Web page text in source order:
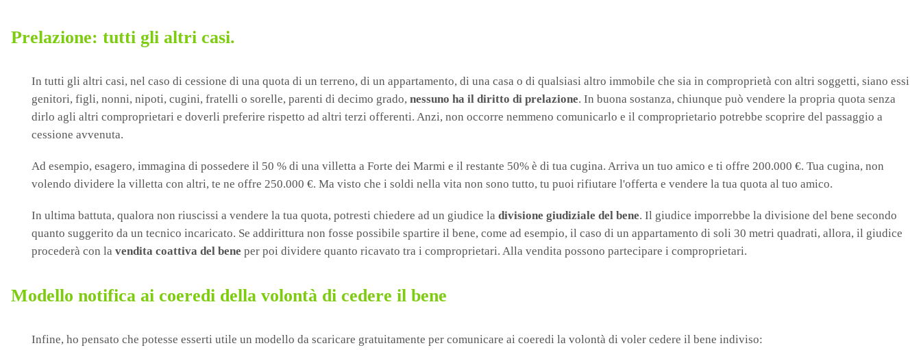
Prelazione: tutti gli altri casi.
In tutti gli altri casi, nel caso di cessione di una quota di un terreno, di un appartamento, di una casa o di qualsiasi altro immobile che sia in comproprietà con altri soggetti, siano essi
genitori, figli, nonni, nipoti, cugini, fratelli o sorelle, parenti di decimo grado, nessuno ha il diritto di prelazione. In buona sostanza, chiunque può vendere la propria quota senza
dirlo agli altri comproprietari e doverli preferire rispetto ad altri terzi offerenti. Anzi, non occorre nemmeno comunicarlo e il comproprietario potrebbe scoprire del passaggio a
cessione avvenuta.
Ad esempio, esagero, immagina di possedere il 50 % di una villetta a Forte dei Marmi e il restante 50% è di tua cugina. Arriva un tuo amico e ti offre 200.000 €. Tua cugina, non
volendo dividere la villetta con altri, te ne offre 250.000 €. Ma visto che i soldi nella vita non sono tutto, tu puoi rifiutare l'offerta e vendere la tua quota al tuo amico.
In ultima battuta, qualora non riuscissi a vendere la tua quota, potresti chiedere ad un giudice la divisione giudiziale del bene. Il giudice imporrebbe la divisione del bene secondo
quanto suggerito da un tecnico incaricato. Se addirittura non fosse possibile spartire il bene, come ad esempio, il caso di un appartamento di soli 30 metri quadrati, allora, il giudice
procederà con la vendita coattiva del bene per poi dividere quanto ricavato tra i comproprietari. Alla vendita possono partecipare i comproprietari.
Modello notifica ai coeredi della volontà di cedere il bene
Infine, ho pensato che potesse esserti utile un modello da scaricare gratuitamente per comunicare ai coeredi la volontà di voler cedere il bene indiviso: